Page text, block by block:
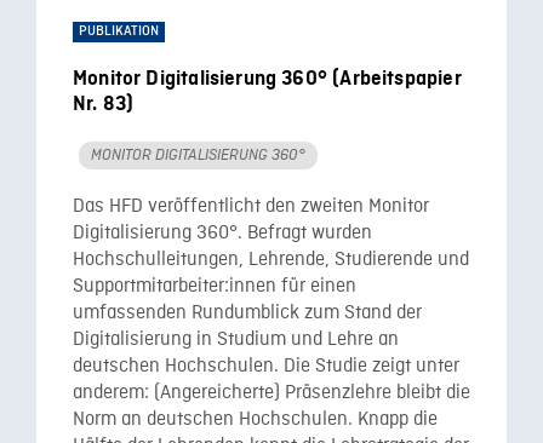
PUBLIKATION
Monitor Digitalisierung 360° (Arbeitspapier
Nr. 83)
MONITOR DIGITALISIERUNG 360°
Das HFD veröffentlicht den zweiten Monitor
Digitalisierung 360°. Befragt wurden
Hochschulleitungen, Lehrende, Studierende und
Supportmitarbeiter:innen für einen
umfassenden Rundumblick zum Stand der
Digitalisierung in Studium und Lehre an
deutschen Hochschulen. Die Studie zeigt unter
anderem: (Angereicherte) Präsenzlehre bleibt die
Norm an deutschen Hochschulen. Knapp die